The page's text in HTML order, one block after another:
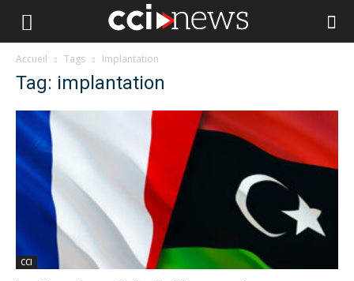
Accueil Tags Implantation
Tag: implantation
CCI